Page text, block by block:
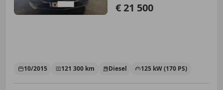
€ 21 500
10/2015 121 300 km Diesel 125 kW (170 PS)